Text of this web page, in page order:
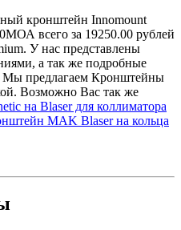
кронштейн Innomount
всего за 19250.00 рублей
У нас представлены
а так же подробные
Мы предлагаем Кронштейны
Возможно Вас так же
на Blaser для коллиматора
MAK Blaser на кольца